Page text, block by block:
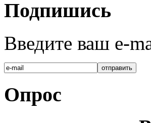
Подпишись
Введите ваш e-
Опрос